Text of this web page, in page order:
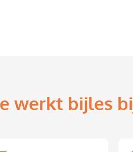
werkt bijles